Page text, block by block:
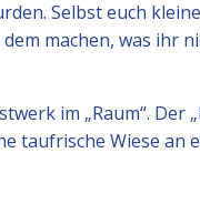
Selbst euch
machen, was ihr
im „Raum“. Der
taufrische Wiese an